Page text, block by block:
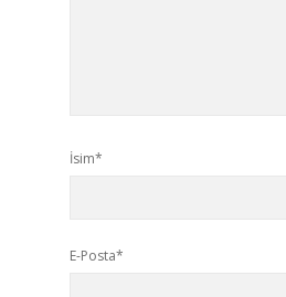
İsim*
E-Posta*